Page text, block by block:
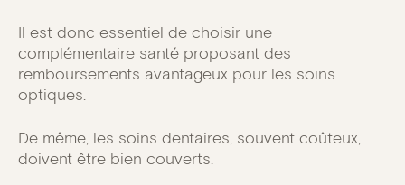
Il est donc essentiel de choisir une
complémentaire santé proposant des
remboursements avantageux pour les soins
optiques.
De même, les soins dentaires, souvent coûteux,
doivent être bien couverts.